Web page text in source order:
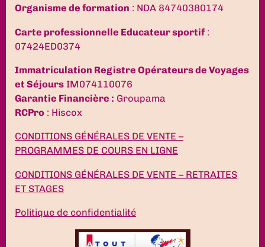
Organisme de formation : NDA 84740380174
Carte professionnelle Educateur sportif :
07424ED0374
Immatriculation Registre Opérateurs de Voyages
et Séjours IM074110076
Garantie Financière : Groupama
RCPro : Hiscox
CONDITIONS GÉNÉRALES DE VENTE –
PROGRAMMES DE COURS EN LIGNE
CONDITIONS GÉNÉRALES DE VENTE – RETRAITES
ET STAGES
Politique de confidentialité